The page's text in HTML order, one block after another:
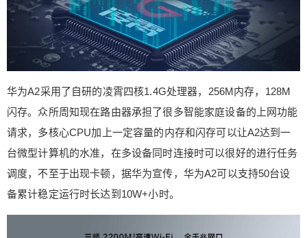
华为A2采用了自研的凌霄四核1.4G处理器，256M内存，128M
闪存。众所周知现在路由器承担了很多智能家庭设备的上网功能
请求，多核心CPU加上一定容量的内存和闪存可以让A2达到一
台微型计算机的水准，在多设备同时连接时可以很好的进行任务
调度，不至于出现卡顿，据华为宣传，华为A2可以支持50台设
备累计稳定运行时长达到10W+小时。
中分别在主卧、次卧、卫生间以及厨房四个具有上
网实际需求的房间设置了测试点。 从四个测试点的
信号强度来看比较一致，说明路由的信号覆盖在这
个80多平米的房子里还是比较不错的，而且信号的
是提升很大，极路由在测试点3和测试点4位置的效
果都不太理想，而且会出现偶尔的断连，而华为A2
在使用的这段时间里还未出现。 此图为四个测试点
的手机下载速度测试，由于华为A2连接使用的100
的效果，中规中矩。 实际效果 先来看一下NFC一触
即连的效果，感应速度还是很快的基本算是一触即
会弹出提示，但正如之前知识分享中提到的不是无
感连接而是需要用户确认一下，这个属于正常操作